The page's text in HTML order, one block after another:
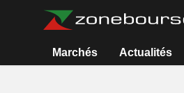
Marchés Actualités